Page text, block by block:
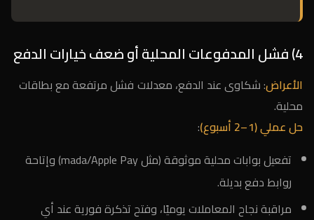
4) فشل المدفوعات المحلية أو ضعف خيارات الدفع
الأعراض: شكاوى عند الدفع، معدلات فشل مرتفعة مع بطاقات
محلية.
حل عملي (1–2 أسبوع)
:
تفعيل بوابات محلية موثوقة (مثل mada/Apple Pay) وإتاحة
روابط دفع بديلة.
مراقبة نجاح المعاملات يوميًا، وفتح تذكرة فورية عند أي